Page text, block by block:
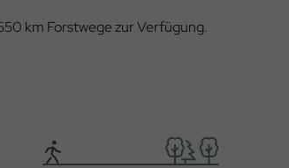
km Forstwege zur Verfügung.